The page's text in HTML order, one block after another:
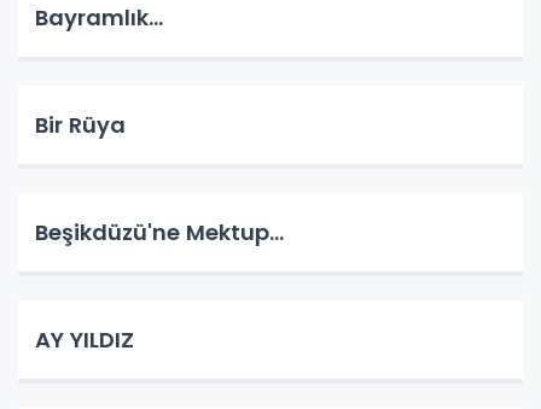
Bayramlık...
Bir Rüya
Beşikdüzü'ne Mektup...
AY YILDIZ